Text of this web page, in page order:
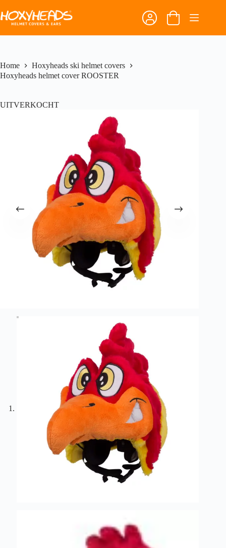
naar
de
Winkelwagen
Home
Hoxyheads ski helmet covers
Hoxyheads helmet cover ROOSTER
UITVERKOCHT